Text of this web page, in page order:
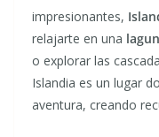
impresionantes,
relajarte en una
o explorar las
Islandia es un lugar
aventura, creando